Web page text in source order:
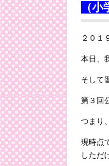
（
２０１
本日、
そして
第３回
つまり
現時点
しただ